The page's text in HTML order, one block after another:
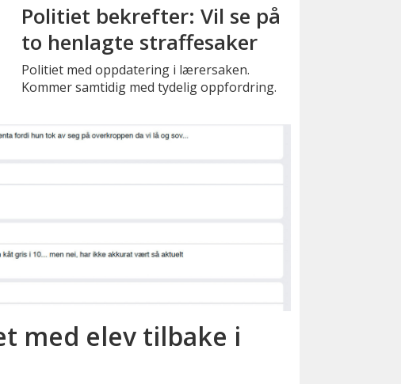
Politiet bekrefter: Vil se på
to henlagte straffesaker
Politiet med oppdatering i lærersaken.
Kommer samtidig med tydelig oppfordring.
med elev tilbake i